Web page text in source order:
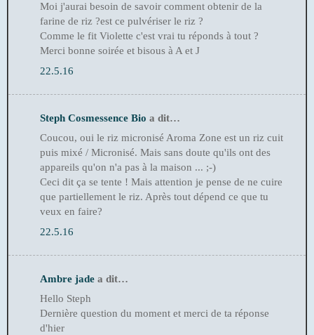
Moi j'aurai besoin de savoir comment obtenir de la
farine de riz ?est ce pulvériser le riz ?
Comme le fit Violette c'est vrai tu réponds à tout ?
Merci bonne soirée et bisous à A et J
22.5.16
Steph Cosmessence Bio a dit…
Coucou, oui le riz micronisé Aroma Zone est un riz cuit
puis mixé / Micronisé. Mais sans doute qu'ils ont des
appareils qu'on n'a pas à la maison ... ;-)
Ceci dit ça se tente ! Mais attention je pense de ne cuire
que partiellement le riz. Après tout dépend ce que tu
veux en faire?
22.5.16
Ambre jade a dit…
Hello Steph
Dernière question du moment et merci de ta réponse
d'hier